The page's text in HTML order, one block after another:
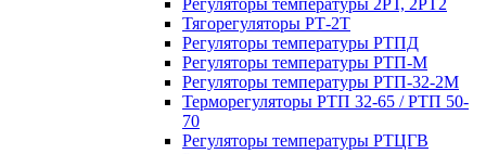
Регуляторы температуры 2РТ, 2РT2
Тягорегуляторы РТ-2Т
Регуляторы температуры РТПД
Регуляторы температуры РТП-M
Регуляторы температуры РТП-32-2М
Терморегуляторы РТП 32-65 / РТП 50-
70
Регуляторы температуры РТЦГВ